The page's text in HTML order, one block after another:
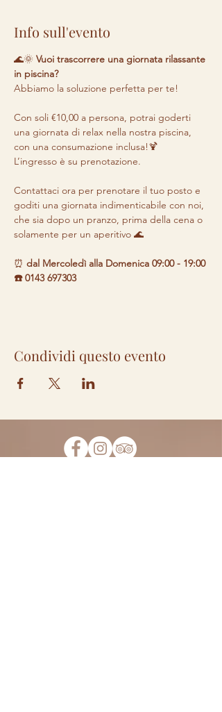
Info sull'evento
🌊🌞 Vuoi trascorrere una giornata rilassante
in piscina?
Abbiamo la soluzione perfetta per te!
Con soli €10,00 a persona, potrai goderti
una giornata di relax nella nostra piscina,
con una consumazione inclusa!🍹
L’ingresso è su prenotazione.
Contattaci ora per prenotare il tuo posto e
goditi una giornata indimenticabile con noi,
che sia dopo un pranzo, prima della cena o
solamente per un aperitivo 🌊
⏰ dal Mercoledì alla Domenica 09:00 - 19:00
☎️ 0143 697303
Condividi questo evento